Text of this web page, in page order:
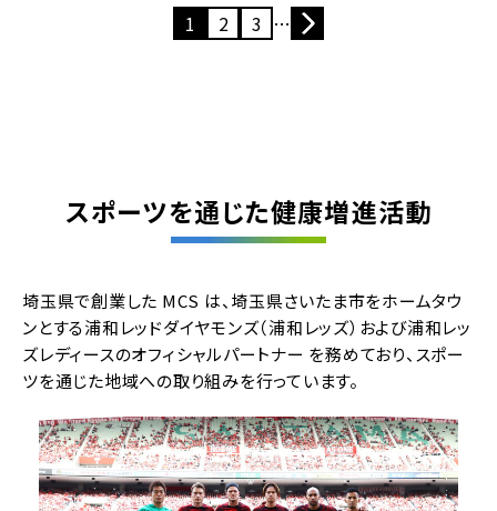
1 2 3 …
スポーツを通じた健康増進活動
埼玉県で創業した MCS は、埼玉県さいたま市をホームタウ
ンとする浦和レッドダイヤモンズ（浦和レッズ）および浦和レッ
ズレディースのオフィシャルパートナー を務めており、スポー
ツを通じた地域への取り組みを行っています。